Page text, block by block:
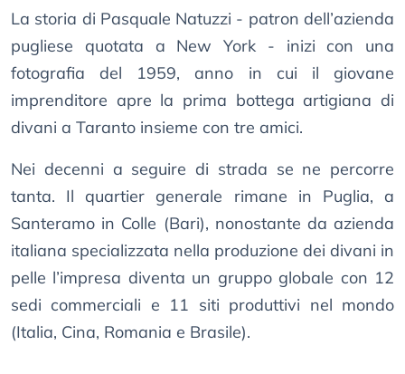
La storia di Pasquale Natuzzi - patron dell’azienda
pugliese quotata a New York - inizi con una
fotografia del 1959, anno in cui il giovane
imprenditore apre la prima bottega artigiana di
divani a Taranto insieme con tre amici.
Nei decenni a seguire di strada se ne percorre
tanta. Il quartier generale rimane in Puglia, a
Santeramo in Colle (Bari), nonostante da azienda
italiana specializzata nella produzione dei divani in
pelle l’impresa diventa un gruppo globale con 12
sedi commerciali e 11 siti produttivi nel mondo
(Italia, Cina, Romania e Brasile).